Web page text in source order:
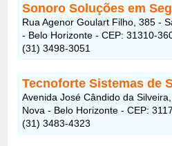
Sonoro Soluções em
Rua Agenor Goulart Filho, 385 -
- Belo Horizonte - CEP: 31310-
(31) 3498-3051
Tecnoforte Sistemas de
Avenida José Cândido da
Nova - Belo Horizonte - CEP:
(31) 3483-4323